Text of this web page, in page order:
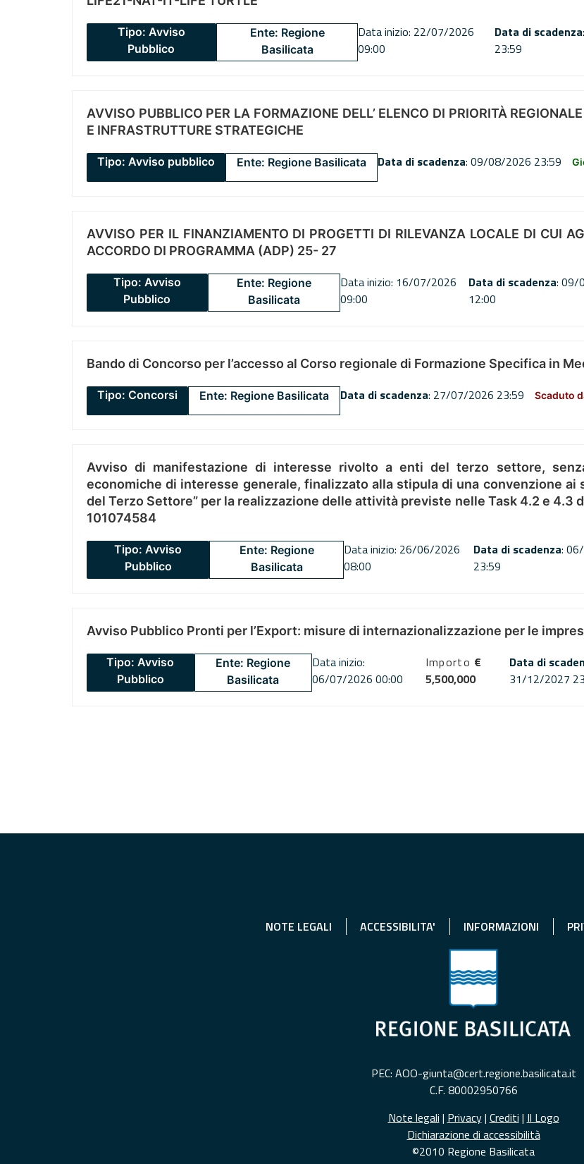
Tipo: Avviso
Pubblico
Ente: Regione
Basilicata
Data inizio: 22/07/2026
09:00
Data di scadenza
23:59
AVVISO PUBBLICO PER LA FORMAZIONE DELL’ ELENCO DI PRIORITÀ
E INFRASTRUTTURE STRATEGICHE
Tipo: Avviso pubblico Ente: Regione Basilicata Data di scadenza: 09/08/2026 23:59
AVVISO PER IL FINANZIAMENTO DI PROGETTI DI RILEVANZA LOCALE DI CUI
ACCORDO DI PROGRAMMA (ADP) 25- 27
Tipo: Avviso
Pubblico
Ente: Regione
Basilicata
Data inizio: 16/07/2026
09:00
Data di scadenza: 09/
12:00
Bando di Concorso per l’accesso al Corso regionale di Formazione Specifica in
Tipo: Concorsi Ente: Regione Basilicata Data di scadenza: 27/07/2026 23:59 Scaduto
Avviso di manifestazione di interesse rivolto a enti del terzo settore,
economiche di interesse generale, finalizzato alla stipula di una convenzione ai
del Terzo Settore” per la realizzazione delle attività previste nelle Task 4.2 e 4.3
101074584
Tipo: Avviso
Pubblico
Ente: Regione
Basilicata
Data inizio: 26/06/2026
08:00
Data di scadenza:
23:59
Avviso Pubblico Pronti per l’Export: misure di internazionalizzazione per le
Tipo: Avviso
Pubblico
Ente: Regione
Basilicata
Data inizio:
06/07/2026 00:00
Importo €
5,500,000
Data di
31/12/2027
NOTE LEGALI ACCESSIBILITA' INFORMAZIONI
PEC: AOO-giunta@cert.regione.basilicata.it
C.F. 80002950766
Note legali | Privacy| Crediti | Il Logo
Dichiarazione di accessibilità
©2010 Regione Basilicata